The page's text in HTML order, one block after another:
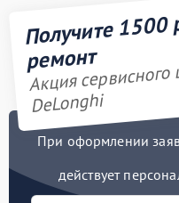
Получите 1500
ремонт
Акция сервисного
DeLonghi
При оформлении
действует